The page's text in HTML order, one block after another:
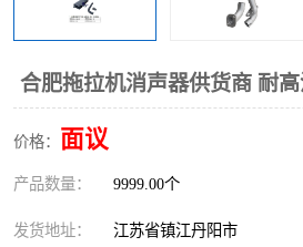
合肥拖拉机消声器供货商 耐
价格： 面议
产品数量： 9999.00个
发货地址： 江苏省镇江丹阳市